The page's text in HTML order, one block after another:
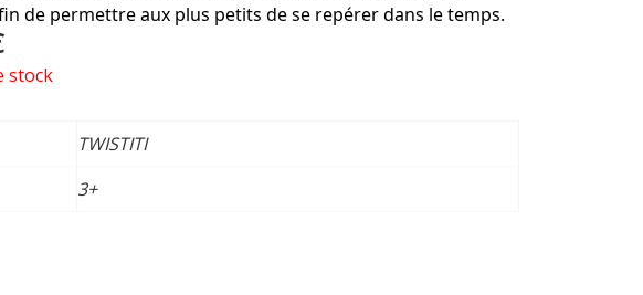
de permettre aux plus petits de se repérer dans le temps.
stock
TWISTITI
3+